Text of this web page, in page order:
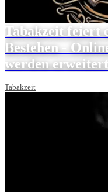
Tabakzeit feiert
Bestehen -
werden erweitert
Tabakzeit